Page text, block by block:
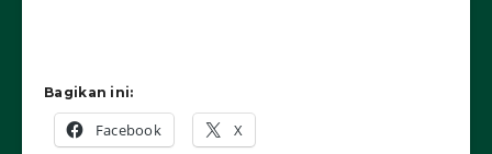
Bagikan ini:
Facebook X